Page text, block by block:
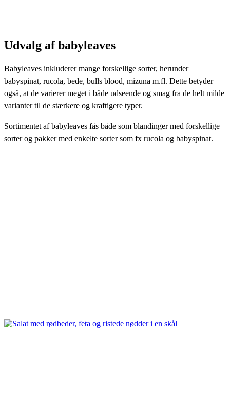
Udvalg af babyleaves
Babyleaves inkluderer mange forskellige sorter, herunder
babyspinat, rucola, bede, bulls blood, mizuna m.fl. Dette betyder
også, at de varierer meget i både udseende og smag fra de helt milde
varianter til de stærkere og kraftigere typer.
Sortimentet af babyleaves fås både som blandinger med forskellige
sorter og pakker med enkelte sorter som fx rucola og babyspinat.